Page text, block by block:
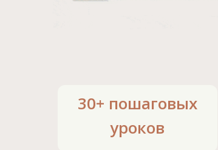
30+ пошаговых
уроков